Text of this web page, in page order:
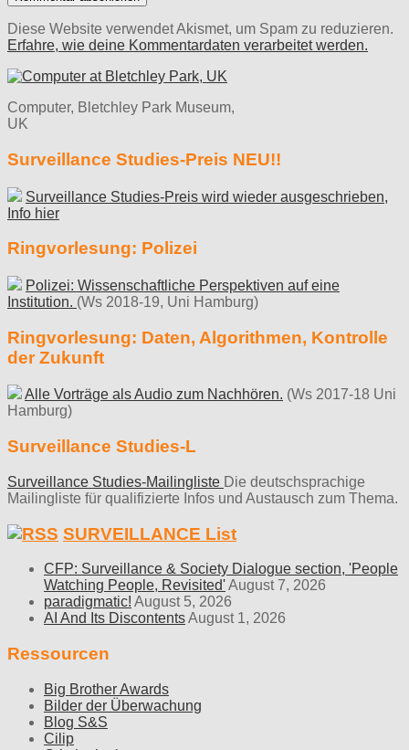
Diese Website verwendet Akismet, um Spam zu reduzieren.
Erfahre, wie deine Kommentardaten verarbeitet werden.
Computer, Bletchley Park Museum,
UK
Surveillance Studies-Preis NEU!!
Surveillance Studies-Preis wird wieder ausgeschrieben,
Info hier
Ringvorlesung: Polizei
Polizei: Wissenschaftliche Perspektiven auf eine
Institution. (Ws 2018-19, Uni Hamburg)
Ringvorlesung: Daten, Algorithmen, Kontrolle
der Zukunft
Alle Vorträge als Audio zum Nachhören. (Ws 2017-18 Uni
Hamburg)
Surveillance Studies-L
Surveillance Studies-Mailingliste Die deutschsprachige
Mailingliste für qualifizierte Infos und Austausch zum Thema.
SURVEILLANCE List
CFP: Surveillance & Society Dialogue section, 'People
Watching People, Revisited'August 7, 2026
paradigmatic! August 5, 2026
AI And Its DiscontentsAugust 1, 2026
Ressourcen
Big Brother Awards
Bilder der Überwachung
Blog S&S
Cilip